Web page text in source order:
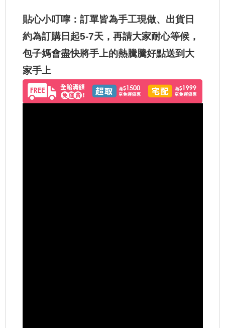
貼心小叮嚀：訂單皆為手工現做、出貨日
約為訂購日起5-7天，再請大家耐心等候，
包子媽會盡快將手上的熱騰騰好點送到大
家手上